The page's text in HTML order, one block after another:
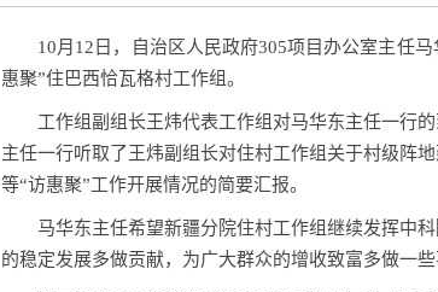
10月 12 日，自治区人民政府305项目办公室主任马
惠聚”住巴西恰瓦格村工作组。
工作组副组长王炜代表工作组对马华东主任一行
主任一行听取了王炜副组长对住村工作组关于村级阵
等“访惠聚”工作开展情况的简要汇报。
马华东主任希望新疆分院住村工作组继续发挥中
的稳定发展多做贡献，为广大群众的增收致富多做一些